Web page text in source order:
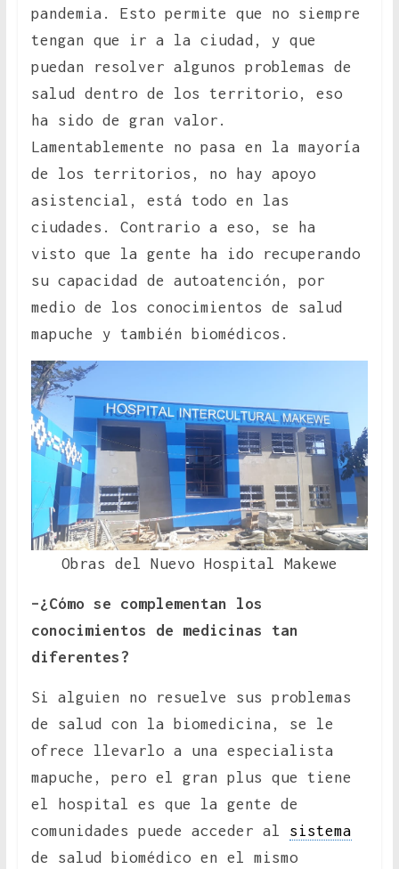
pandemia. Esto permite que no siempre
tengan que ir a la ciudad, y que
puedan resolver algunos problemas de
salud dentro de los territorio, eso
ha sido de gran valor.
Lamentablemente no pasa en la mayoría
de los territorios, no hay apoyo
asistencial, está todo en las
ciudades. Contrario a eso, se ha
visto que la gente ha ido recuperando
su capacidad de autoatención, por
medio de los conocimientos de salud
mapuche y también biomédicos.
Obras del Nuevo Hospital Makewe
–¿Cómo se complementan los
conocimientos de medicinas tan
diferentes?
Si alguien no resuelve sus problemas
de salud con la biomedicina, se le
ofrece llevarlo a una especialista
mapuche, pero el gran plus que tiene
el hospital es que la gente de
comunidades puede acceder al sistema
de salud biomédico en el mismo